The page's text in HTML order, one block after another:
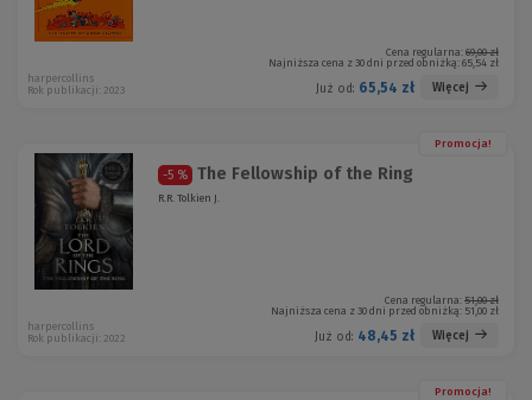
Cena regularna: 69,00 zł
Najniższa cena z 30 dni przed obniżką: 65,54 zł
Już od: 65,54 zł Więcej
harpercollins
Rok publikacji: 2023
Promocja!
-5 % The Fellowship of the Ring
R.R. Tolkien J.
Cena regularna: 51,00 zł
Najniższa cena z 30 dni przed obniżką: 51,00 zł
Już od: 48,45 zł Więcej
harpercollins
Rok publikacji: 2022
Promocja!